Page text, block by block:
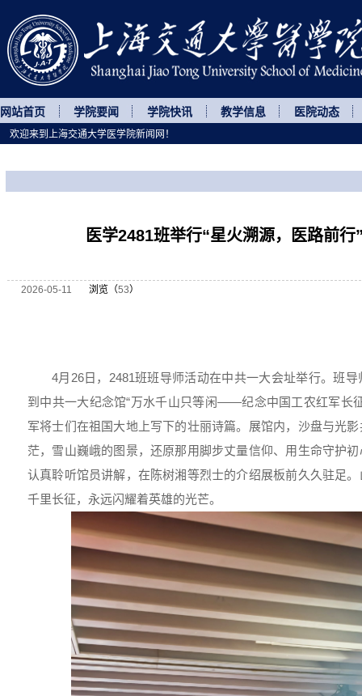
网站首页 学院要闻 学院快讯 教学信息 医院动态
医学2481班举行“星火溯源，医路前行
2026-05-11 浏览（53）
4月26日，2481班班导师活动在中共一大会址举行。班
到中共一大纪念馆“万水千山只等闲——纪念中国工农红军长
军将士们在祖国大地上写下的壮丽诗篇。展馆内，沙盘与光
茫，雪山巍峨的图景，还原那用脚步丈量信仰、用生命守护
认真聆听馆员讲解，在陈树湘等烈士的介绍展板前久久驻足
千里长征，永远闪耀着英雄的光芒。
欢迎来到上海交通大学医学院新闻网！